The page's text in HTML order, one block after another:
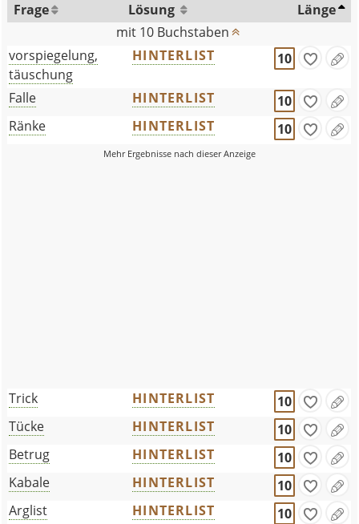
Frage Lösung
Länge
mit 10 Buchstaben
vorspiegelung,
täuschung
HINTERLIST 10
Falle HINTERLIST
10
Ränke
HINTERLIST 10
Trick HINTERLIST
10
Tücke
HINTERLIST
10
Betrug
HINTERLIST
10
Kabale
HINTERLIST
10
Arglist
HINTERLIST
10